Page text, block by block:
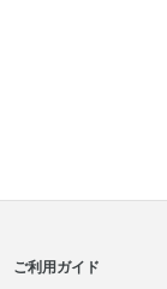
ご利用ガイド